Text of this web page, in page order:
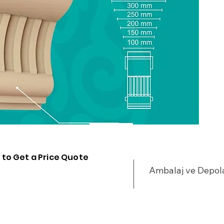
Ambalaj ve
Get a Price Quote